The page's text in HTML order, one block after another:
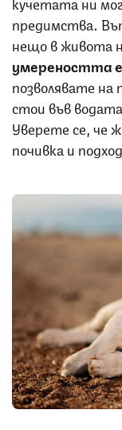
предимства.
нещо в живота
умереността
позволявате на
стои във
Уверете се, че
почивка и